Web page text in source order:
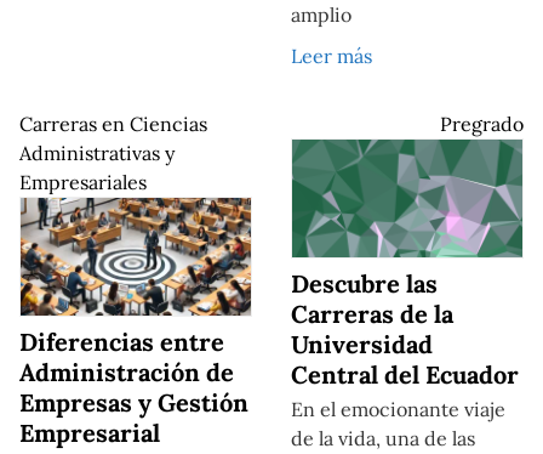
amplio
Leer más
Carreras en Ciencias
Administrativas y
Empresariales
Diferencias entre
Administración de
Empresas y Gestión
Empresarial
Pregrado
Descubre las
Carreras de la
Universidad
Central del Ecuador
En el emocionante viaje
de la vida, una de las